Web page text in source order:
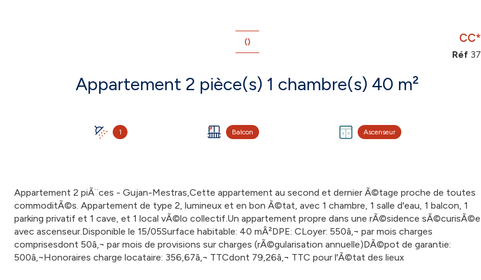
()
Appartement 2 pièce(s) 1 chambre(s) 40 m²
1 Balcon Ascenseur
CC*
Réf 37
Appartement 2 piÃ¨ces - Gujan-Mestras,Cette appartement au second et dernier Ã©tage proche de toutes
commoditÃ©s. Appartement de type 2, lumineux et en bon Ã©tat, avec 1 chambre, 1 salle d'eau, 1 balcon, 1
parking privatif et 1 cave, et 1 local vÃ©lo collectif.Un appartement propre dans une rÃ©sidence sÃ©curisÃ©e
avec ascenseur.Disponible le 15/05Surface habitable: 40 mÂ²DPE: CLoyer: 550â‚¬ par mois charges
comprisesdont 50â‚¬ par mois de provisions sur charges (rÃ©gularisation annuelle)DÃ©pot de garantie:
500â‚¬Honoraires charge locataire: 356,67â‚¬ TTCdont 79,26â‚¬ TTC pour l'Ã©tat des lieux